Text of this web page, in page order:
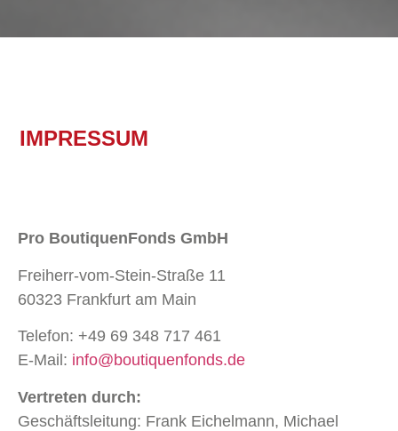
IMPRESSUM
Pro BoutiquenFonds GmbH
Freiherr-vom-Stein-Straße 11
60323 Frankfurt am Main
Telefon: +49 69 348 717 461
E-Mail: info@boutiquenfonds.de
Vertreten durch:
Geschäftsleitung: Frank Eichelmann, Michael